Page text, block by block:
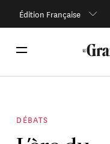
Édition Française
DÉBATS